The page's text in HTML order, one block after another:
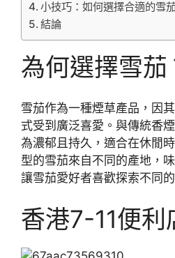
小技巧：如何選擇合適的雪
結論
為何選擇雪茄
雪茄作為一種煙草產品，因
式受到廣泛喜愛。與傳統香
為濃郁且持久，適合在休閒
型的雪茄來自不同的產地，
讓雪茄愛好者喜歡探索不同
香港7-11便利